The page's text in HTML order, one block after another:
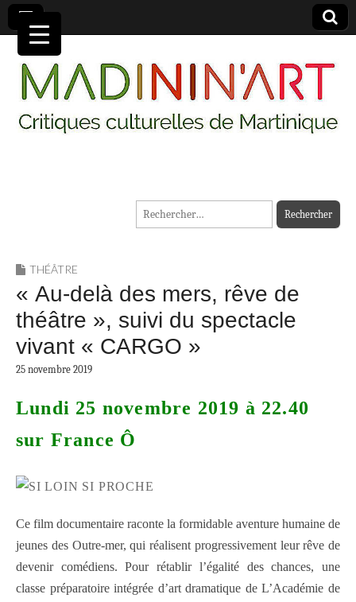
MADININ'ART
Rechercher :
THÉÂTRE
« Au-delà des mers, rêve de
théâtre », suivi du spectacle
vivant « CARGO »
25 novembre 2019
Lundi 25 novembre 2019 à 22.40
sur France Ô
Ce film documentaire raconte la formidable aventure humaine de
jeunes des Outre-mer, qui réalisent progressivement leur rêve de
devenir comédiens. Pour rétablir l’égalité des chances, une
classe préparatoire intégrée d’art dramatique de L’Académie de